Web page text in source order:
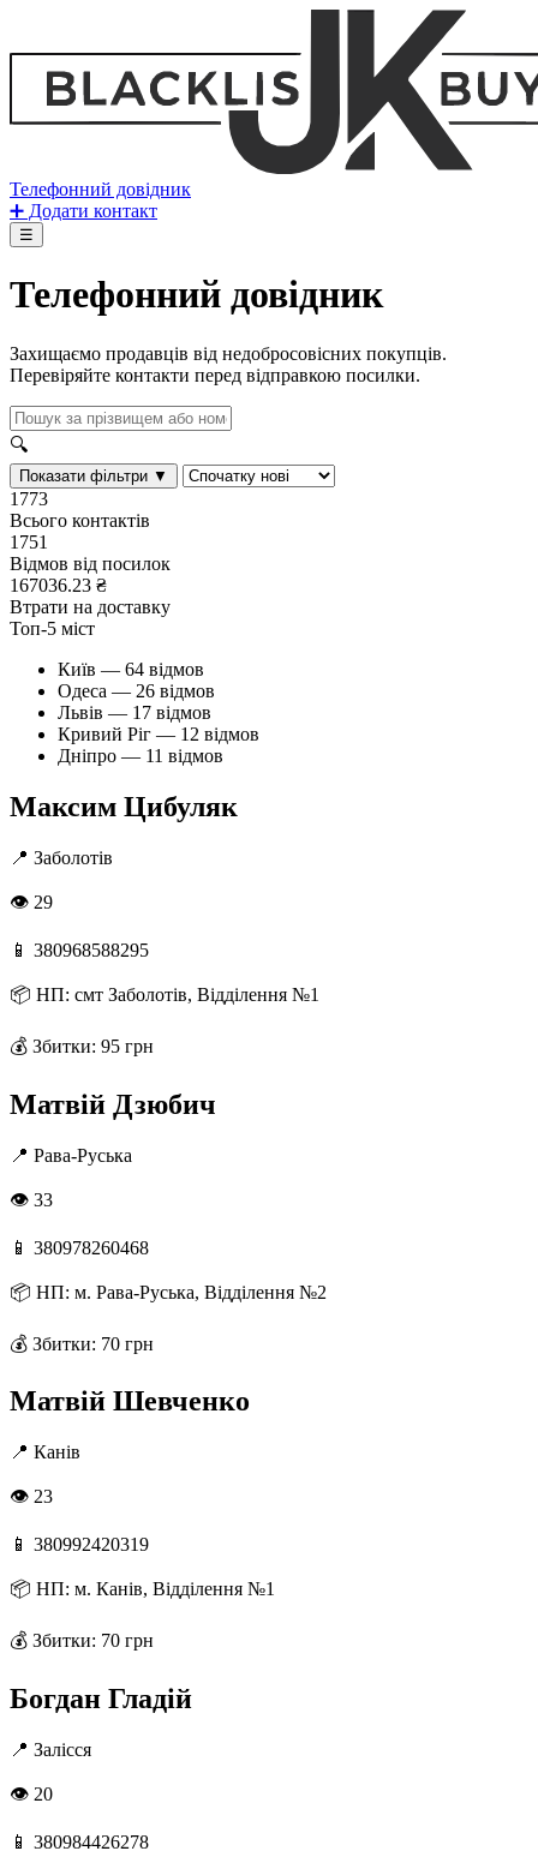
Телефонний довідник
➕ Додати контакт
☰
Телефонний довідник
Захищаємо продавців від недобросовісних покупців.
Перевіряйте контакти перед відправкою посилки.
🔍
Показати фільтри ▼
1773
Всього контактів
1751
Відмов від посилок
167036.23 ₴
Втрати на доставку
Топ-5 міст
Київ — 64 відмов
Одеса — 26 відмов
Львів — 17 відмов
Кривий Ріг — 12 відмов
Дніпро — 11 відмов
Максим Цибуляк
📍 Заболотів
👁 29
📱 380968588295
📦 НП: смт Заболотів, Відділення №1
💰 Збитки: 95 грн
Матвій Дзюбич
📍 Рава-Руська
👁 33
📱 380978260468
📦 НП: м. Рава-Руська, Відділення №2
💰 Збитки: 70 грн
Матвій Шевченко
📍 Канів
👁 23
📱 380992420319
📦 НП: м. Канів, Відділення №1
💰 Збитки: 70 грн
Богдан Гладій
📍 Залісся
👁 20
📱 380984426278